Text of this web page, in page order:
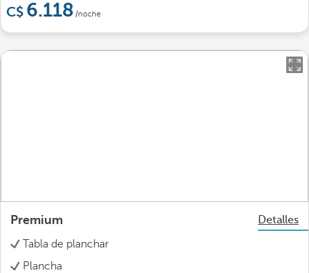
6.118 /noche
Premium
Detalles
Tabla de planchar
Plancha